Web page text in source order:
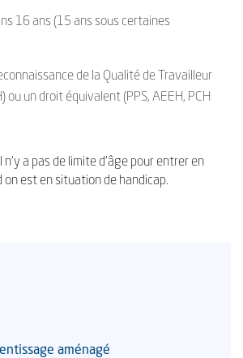
16 ans (15 ans sous certaines
de la Qualité de Travailleur
ou un droit équivalent (PPS, AEEH, PCH
a pas de limite d’âge pour entrer en
est en situation de handicap.
aménagé